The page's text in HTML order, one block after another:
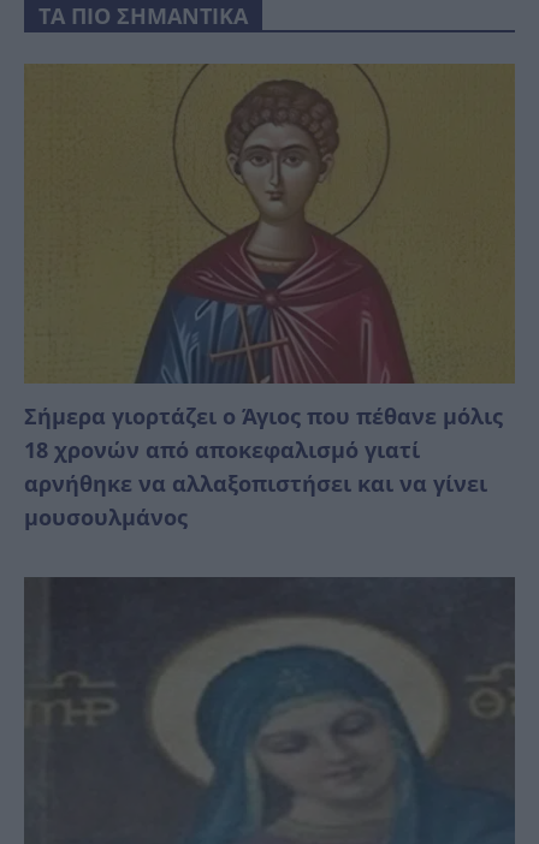
ΤΑ ΠΙΟ ΣΗΜΑΝΤΙΚΑ
Σήμερα γιορτάζει ο Άγιος που πέθανε μόλις
18 χρονών από αποκεφαλισμό γιατί
αρνήθηκε να αλλαξοπιστήσει και να γίνει
μουσουλμάνος